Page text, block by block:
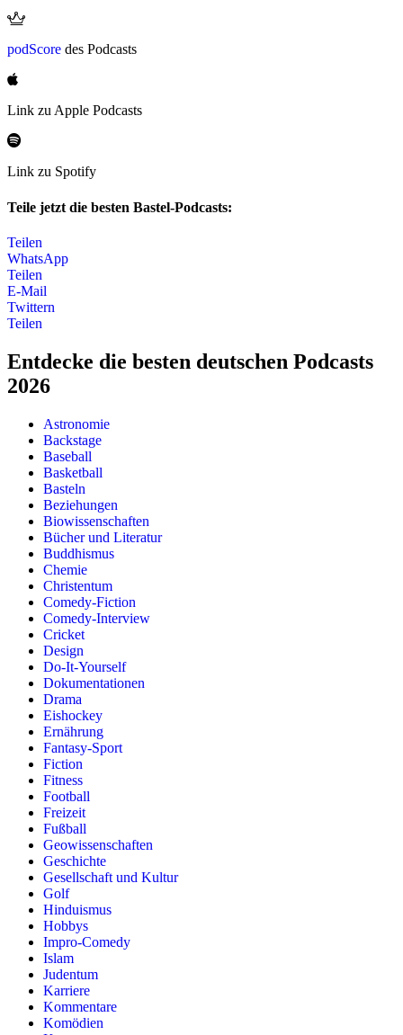
podScore des Podcasts
Link zu Apple Podcasts
Link zu Spotify
Teile jetzt die besten Bastel-Podcasts:
Teilen
WhatsApp
Teilen
E-Mail
Twittern
Teilen
Entdecke die besten deutschen Podcasts
2026
Astronomie
Backstage
Baseball
Basketball
Basteln
Beziehungen
Biowissenschaften
Bücher und Literatur
Buddhismus
Chemie
Christentum
Comedy-Fiction
Comedy-Interview
Cricket
Design
Do-It-Yourself
Dokumentationen
Drama
Eishockey
Ernährung
Fantasy-Sport
Fiction
Fitness
Football
Freizeit
Fußball
Geowissenschaften
Geschichte
Gesellschaft und Kultur
Golf
Hinduismus
Hobbys
Impro-Comedy
Islam
Judentum
Karriere
Kommentare
Komödien